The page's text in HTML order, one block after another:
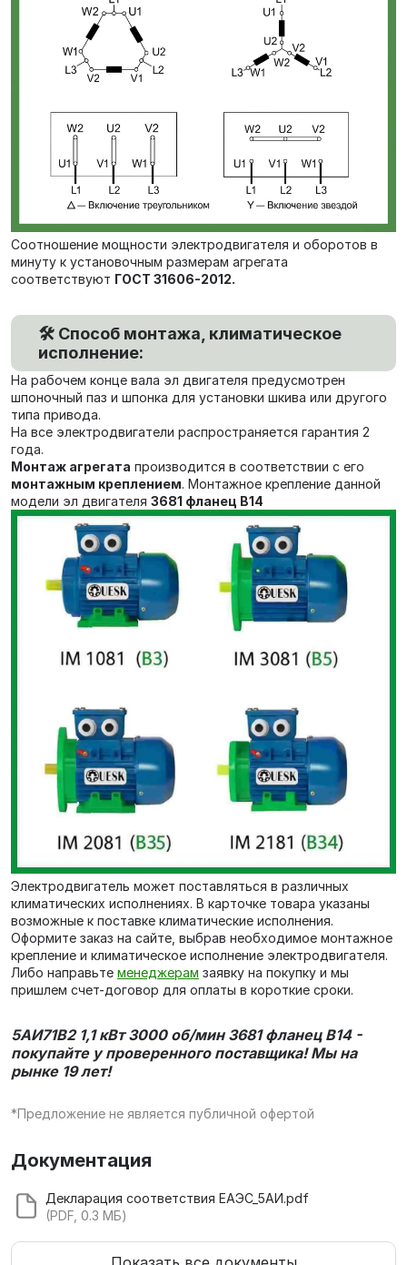
Соотношение мощности электродвигателя и оборотов в
минуту к установочным размерам агрегата
соответствуют ГОСТ 31606-2012.
🛠️ Способ монтажа, климатическое
исполнение:
На рабочем конце вала эл двигателя предусмотрен
шпоночный паз и шпонка для установки шкива или другого
типа привода.
На все электродвигатели распространяется гарантия 2
года.
Монтаж агрегата производится в соответствии с его
монтажным креплением. Монтажное крепление данной
модели эл двигателя 3681 фланец В14
Электродвигатель может поставляться в различных
климатических исполнениях. В карточке товара указаны
возможные к поставке климатические исполнения.
Оформите заказ на сайте, выбрав необходимое монтажное
крепление и климатическое исполнение электродвигателя.
Либо направьте менеджерам заявку на покупку и мы
пришлем счет-договор для оплаты в короткие сроки.
5АИ71В2 1,1 кВт 3000 об/мин 3681 фланец В14 -
покупайте у проверенного поставщика! Мы на
рынке 19 лет!
*Предложение не является публичной офертой
Документация
Декларация соответствия ЕАЭС_5АИ.pdf
(PDF, 0.3 МБ)